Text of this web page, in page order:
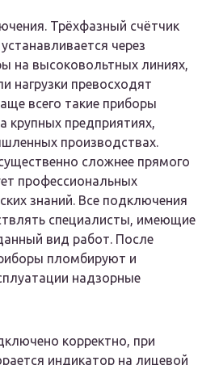
Трёхфазный счётчик
через
на высоковольтных линиях,
нагрузки превосходят
всего такие приборы
крупных предприятиях,
производствах.
сложнее прямого
профессиональных
знаний. Все подключения
специалисты, имеющие
вид работ. После
пломбируют и
надзорные
корректно, при
индикатор на лицевой